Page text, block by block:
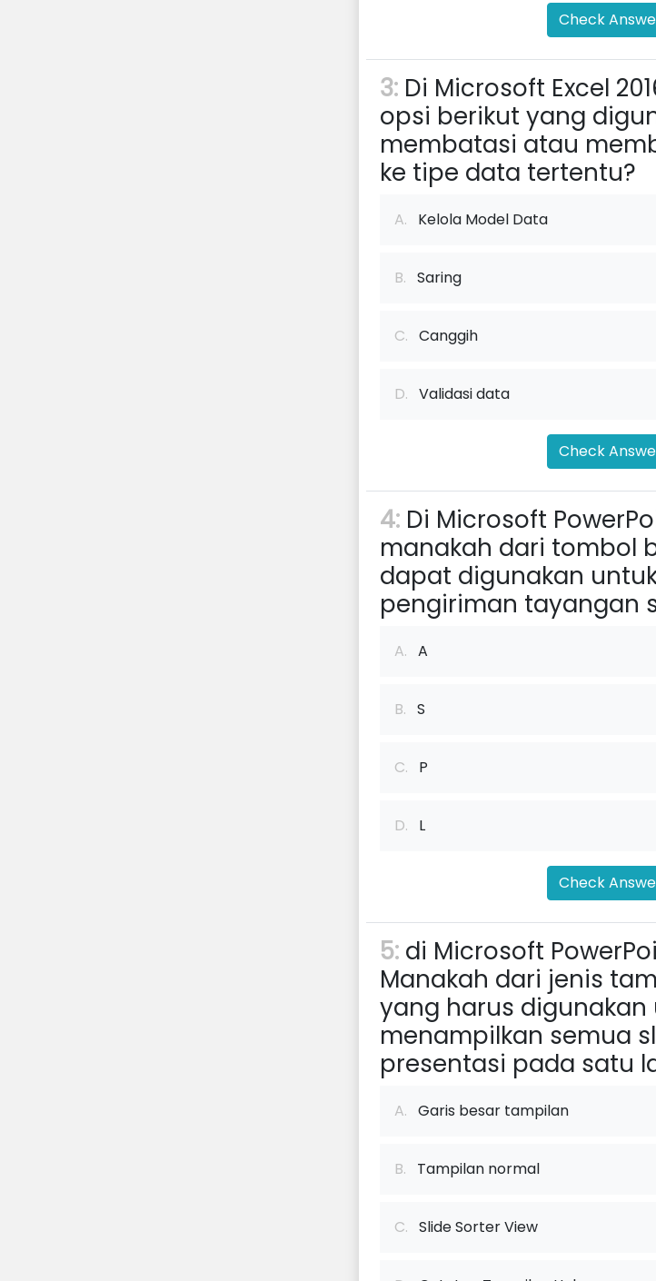
Check
3: Di Microsoft Excel
opsi berikut yang
membatasi atau
ke tipe data tertentu?
A. Kelola Model Data
B. Saring
C. Canggih
D. Validasi data
Check
4: Di Microsoft
manakah dari tombol
dapat digunakan
pengiriman tayangan
A. A
B. S
C. P
D. L
Check
5: di Microsoft
Manakah dari jenis
yang harus digunakan
menampilkan semua
presentasi pada satu
A. Garis besar tampilan
B. Tampilan normal
C. Slide Sorter View